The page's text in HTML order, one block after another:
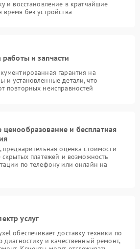
и восстановление в кратчайшие
без устройства
работы и запчасти
гарантия на
и установленные детали, что
повторных неисправностей
ценообразование и бесплатная
предварительная оценка стоимости
скрытых платежей и возможность
по телефону или онлайн на
услуг
обеспечивает доставку техники по
диагностику и качественный ремонт,